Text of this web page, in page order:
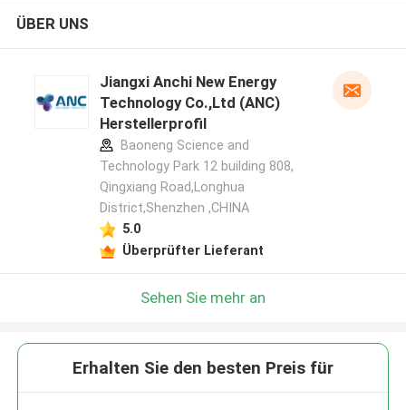
ÜBER UNS
Jiangxi Anchi New Energy
Technology Co.,Ltd (ANC)
Herstellerprofil
Baoneng Science and
Technology Park 12 building 808,
Qingxiang Road,Longhua
District,Shenzhen ,CHINA
5.0
Überprüfter Lieferant
Sehen Sie mehr an
Erhalten Sie den besten Preis für